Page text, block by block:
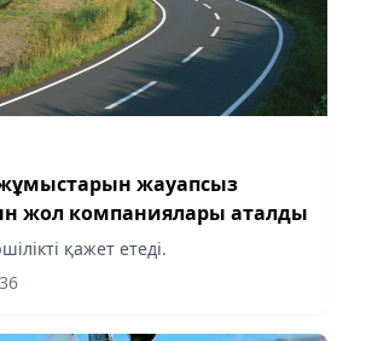
жауапсыз
жол компаниялары аталды
қажет етеді.